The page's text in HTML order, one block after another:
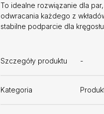
To idealne rozwiązanie dla
odwracania każdego z
stabilne podparcie dla
Szczegóły produktu -
Kategoria